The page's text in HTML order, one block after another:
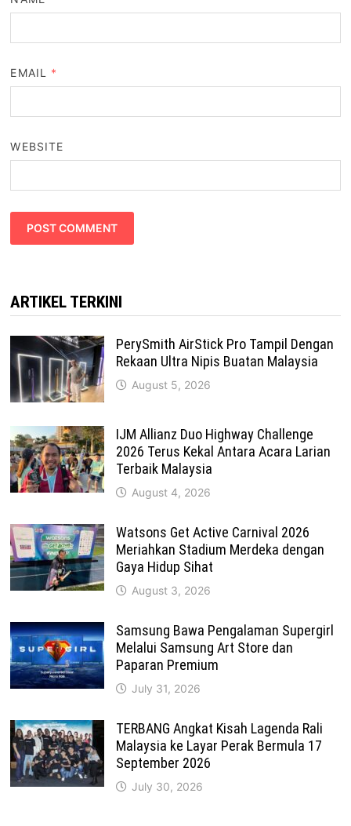
EMAIL *
WEBSITE
ARTIKEL TERKINI
PerySmith AirStick Pro Tampil Dengan
Rekaan Ultra Nipis Buatan Malaysia
August 5, 2026
IJM Allianz Duo Highway Challenge
2026 Terus Kekal Antara Acara Larian
Terbaik Malaysia
August 4, 2026
Watsons Get Active Carnival 2026
Meriahkan Stadium Merdeka dengan
Gaya Hidup Sihat
August 3, 2026
Samsung Bawa Pengalaman Supergirl
Melalui Samsung Art Store dan
Paparan Premium
July 31, 2026
TERBANG Angkat Kisah Lagenda Rali
Malaysia ke Layar Perak Bermula 17
September 2026
July 30, 2026